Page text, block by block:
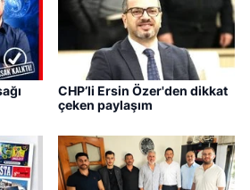
CHP’li Ersin Özer'den dikkat
çeken paylaşım